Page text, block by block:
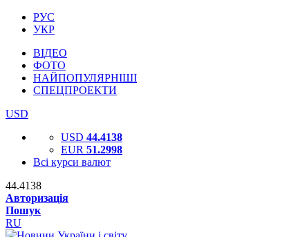
РУС
УКР
ВІДЕО
ФОТО
НАЙПОПУЛЯРНІШІ
СПЕЦПРОЕКТИ
USD
USD 44.4138
EUR 51.2998
Всі курси валют
44.4138
Авторизація
Пошук
RU